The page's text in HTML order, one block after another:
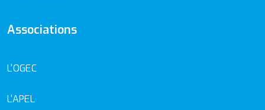
Associations
L'OGEC
L'APEL